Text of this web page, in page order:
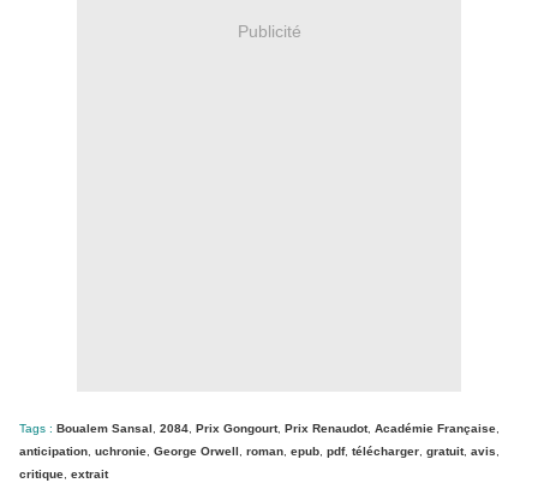
Publicité
Tags : Boualem Sansal 2084 Prix Gongourt, Prix Renaudot, Académie Française
anticipation uchronie George Orwell roman epub pdf, télécharger gratuit, avis
critique extrait